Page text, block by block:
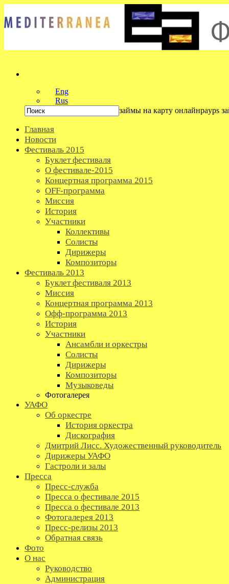
Eng
Rus
займы на карту онлайнpayps
Главная
Новости
Фестиваль 2015
Буклет фестиваля
О фестивале-2015
Концертная программа 2015
OFF-программа
Миссия
История
Участники
Коллективы
Солисты
Дирижеры
Композиторы
Фестиваль 2013
Буклет фестиваля 2013
Миссия
Концертная программа 2013
Офф-программа 2013
История
Участники
Ансамбли и оркестры
Солисты
Дирижеры
Композиторы
Музыковеды
Фотогалерея
УАФО
Об оркестре
История оркестра
Дискография
Дмитрий Лисс. Художественный руководитель
Дирижеры УАФО
Гастроли и залы
Пресса
Пресс-служба
Пресса о фестивале 2015
Пресса о фестивале 2013
Фотогалерея 2013
Пресс-релизы 2013
Обратная связь
Фото
О нас
Руководство
Администрация